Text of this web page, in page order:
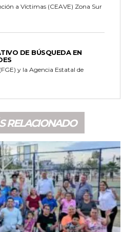
a Víctimas (CEAVE) Zona Sur
DE BÚSQUEDA EN
y la Agencia Estatal de
RELACIONADO